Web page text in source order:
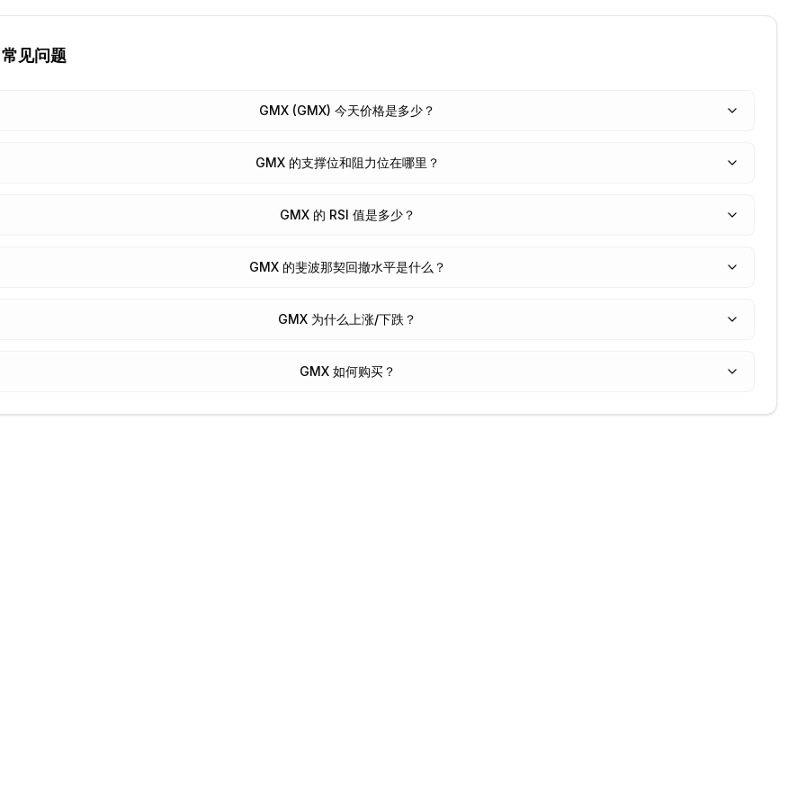
见问题
GMX (GMX) 今天价格是多少？
GMX 的支撑位和阻力位在哪里？
GMX 的 RSI 值是多少？
GMX 的斐波那契回撤水平是什么？
GMX 为什么上涨/下跌？
GMX 如何购买？